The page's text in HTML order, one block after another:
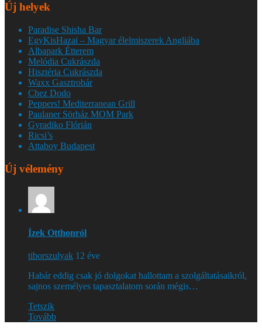
Új helyek
Paradise Shisha Bar
EgyKisHazai – Magyar élelmiszerek Angliába
Albapark Étterem
Melódia Cukrászda
Hisztéria Cukrászda
Waxx Gasztrobár
Chez Dodo
Peppers! Mediterranean Grill
Paulaner Sörház MOM Park
Gyradiko Flórián
Ricsi’s
Attaboy Budapest
Új vélemény
Ízek Otthonról
tiborszulyak 12 éve
Habár eddig csak jó dolgokat hallottam a szolgáltatásaikról,
sajnos személyes tapasztalatom során mégis…
Tetszik
Tovább